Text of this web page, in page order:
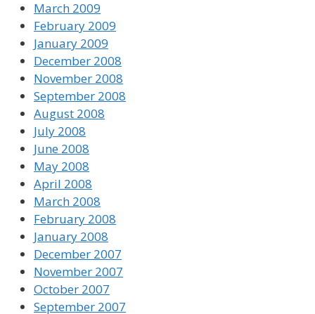
March 2009
February 2009
January 2009
December 2008
November 2008
September 2008
August 2008
July 2008
June 2008
May 2008
April 2008
March 2008
February 2008
January 2008
December 2007
November 2007
October 2007
September 2007